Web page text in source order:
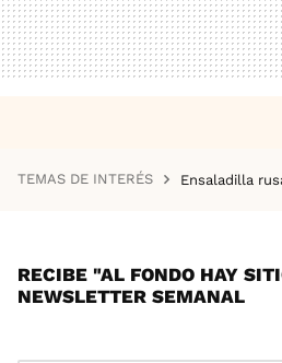
TEMAS DE INTERÉS Ensaladilla
RECIBE "AL FONDO HAY
NEWSLETTER SEMANAL